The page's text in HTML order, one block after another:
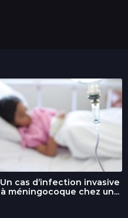
Un cas d’infection invasive
à méningocoque chez un...